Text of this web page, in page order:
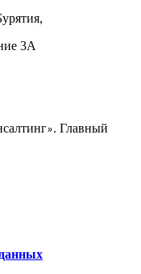
3А
». Главный